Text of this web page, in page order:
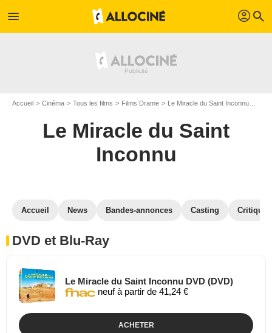
menu profil search
Accueil Cinéma Tous les films Films Drame Le Miracle du Saint Inconnu
Le Miracle du Saint
Inconnu
Accueil News Bandes-annonces Casting
DVD et Blu-Ray
Le Miracle du Saint Inconnu DVD (DVD)
neuf à partir de 41,24 €
ACHETER